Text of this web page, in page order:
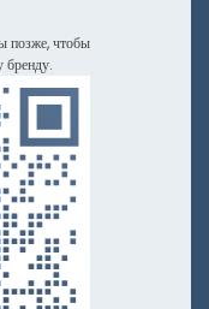
позже, чтобы
бренду.